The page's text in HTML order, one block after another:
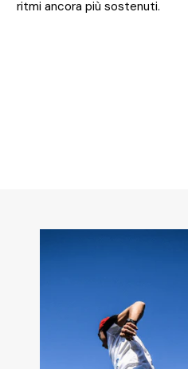
ritmi ancora più sostenuti.